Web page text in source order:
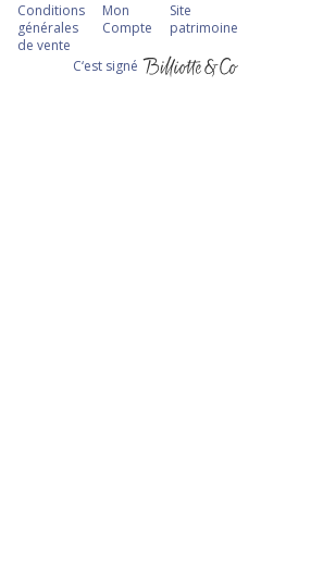
Conditions
générales
de vente
Mon
Compte
Site
patrimoine
C‘est signé